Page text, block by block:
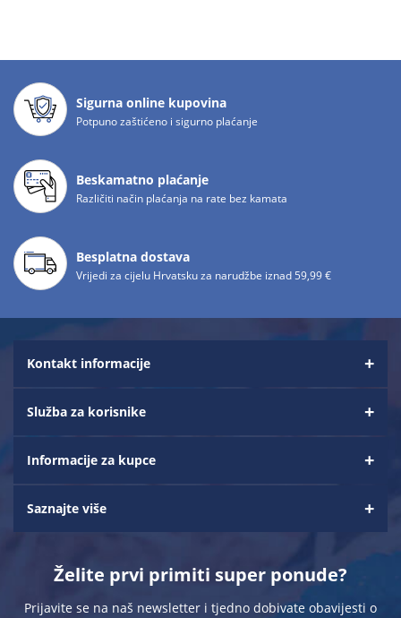
Sigurna online kupovina
Potpuno zaštićeno i sigurno plaćanje
Beskamatno plaćanje
Različiti način plaćanja na rate bez kamata
Besplatna dostava
Vrijedi za cijelu Hrvatsku za narudžbe iznad 59,99 €
Kontakt informacije
Služba za korisnike
Informacije za kupce
Saznajte više
Želite prvi primiti super ponude?
Prijavite se na naš newsletter i tjedno dobivate obavijesti o